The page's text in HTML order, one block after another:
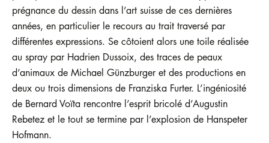
prégnance du dessin dans l’art suisse de ces dernières
années, en particulier le recours au trait traversé par
différentes expressions. Se côtoient alors une toile réalisée
au spray par Hadrien Dussoix, des traces de peaux
d’animaux de Michael Günzburger et des productions en
deux ou trois dimensions de Franziska Furter. L’ingéniosité
de Bernard Voïta rencontre l’esprit bricolé d’Augustin
Rebetez et le tout se termine par l’explosion de Hanspeter
Hofmann.